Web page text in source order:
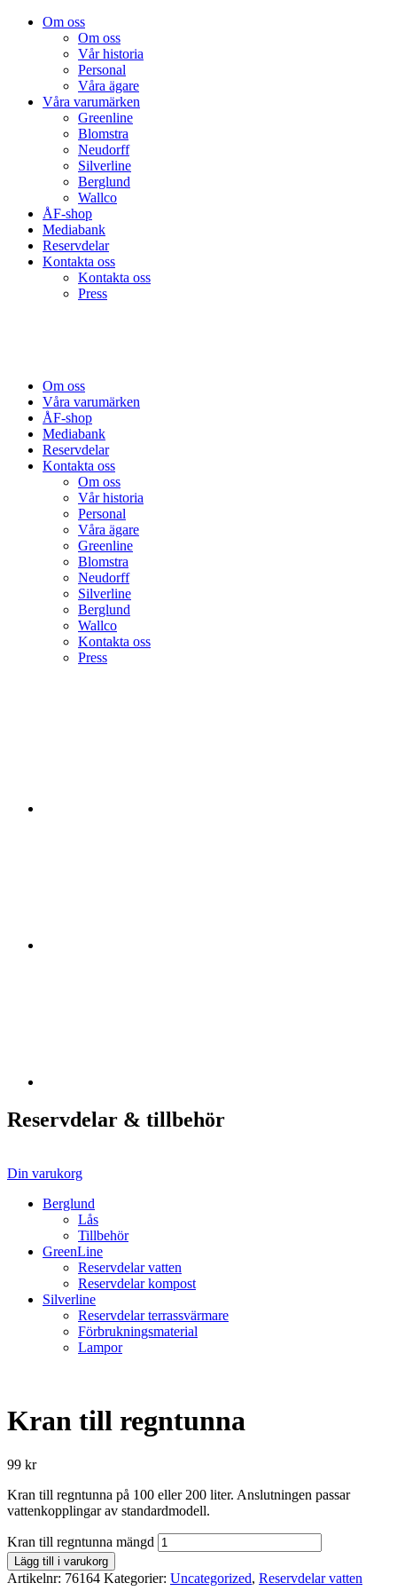
Om oss
Om oss
Vår historia
Personal
Våra ägare
Våra varumärken
Greenline
Blomstra
Neudorff
Silverline
Berglund
Wallco
ÅF-shop
Mediabank
Reservdelar
Kontakta oss
Kontakta oss
Press
Om oss
Våra varumärken
ÅF-shop
Mediabank
Reservdelar
Kontakta oss
Om oss
Vår historia
Personal
Våra ägare
Greenline
Blomstra
Neudorff
Silverline
Berglund
Wallco
Kontakta oss
Press
Reservdelar & tillbehör
Din varukorg
Berglund
Lås
Tillbehör
GreenLine
Reservdelar vatten
Reservdelar kompost
Silverline
Reservdelar terrassvärmare
Förbrukningsmaterial
Lampor
Kran till regntunna
99 kr
Kran till regntunna på 100 eller 200 liter. Anslutningen passar
vattenkopplingar av standardmodell.
Kran till regntunna mängd
Lägg till i varukorg
Artikelnr: 76164 Kategorier: Uncategorized, Reservdelar vatten